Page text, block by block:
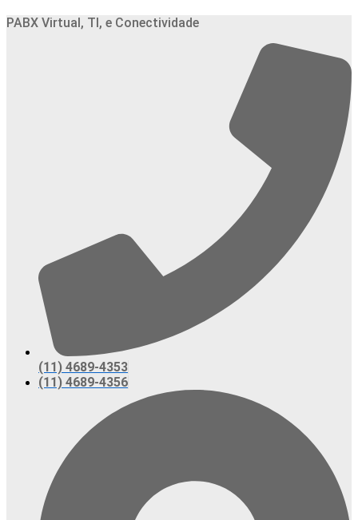
para
PABX Virtual, TI, e Conectividade
(11) 4689-4353
(11) 4689-4356